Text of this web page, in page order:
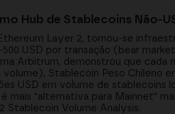
Hub de Stablecoins Não-
Layer 2, tornou-se
USD por transação (bear
Arbitrum, demonstrou que cada
volume), Stablecoin Peso Chileno
USD em volume de stablecoins
mais "alternativa para Mainnet"
Stablecoin Volume Analysis.